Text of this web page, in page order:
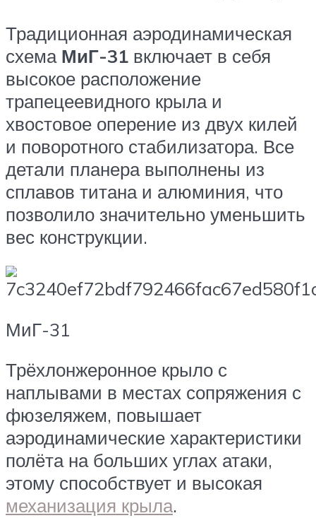
Традиционная аэродинамическая
схема МиГ-31 включает в себя
высокое расположение
трапецеевидного крыла и
хвостовое оперение из двух килей
и поворотного стабилизатора. Все
детали планера выполнены из
сплавов титана и алюминия, что
позволило значительно уменьшить
вес конструкции.
МиГ-31
Трёхлонжеронное крыло с
наплывами в местах сопряжения с
фюзеляжем, повышает
аэродинамические характеристики
полёта на больших углах атаки,
этому способствует и высокая
механизация крыла.